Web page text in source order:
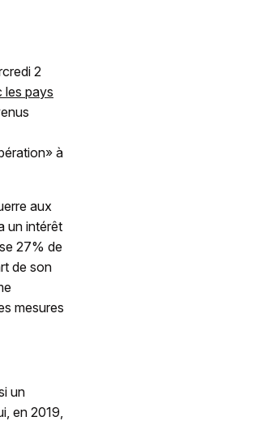
2
les pays
à
aux
un intérêt
27% de
de son
mesures
un
en 2019,